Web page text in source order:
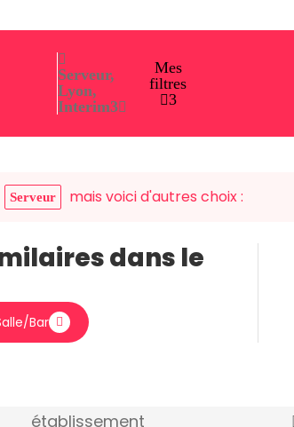
Serveur,
Lyon,
Interim3
Mes
filtres
3
Serveur mais voici d'autres choix :
dans le
Bar
établissement